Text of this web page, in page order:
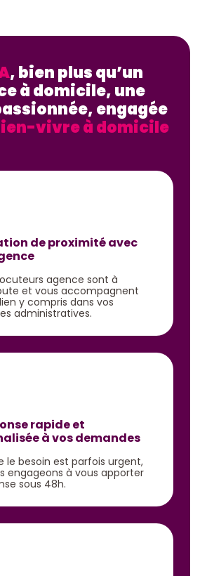
, bien plus qu’un
à domicile, une
engagée
vivre à domicile
de proximité avec
agence sont à
et vous accompagnent
y compris dans vos
administratives.
rapide et
à vos demandes
le besoin est parfois urgent,
engageons à vous apporter
sous 48h.